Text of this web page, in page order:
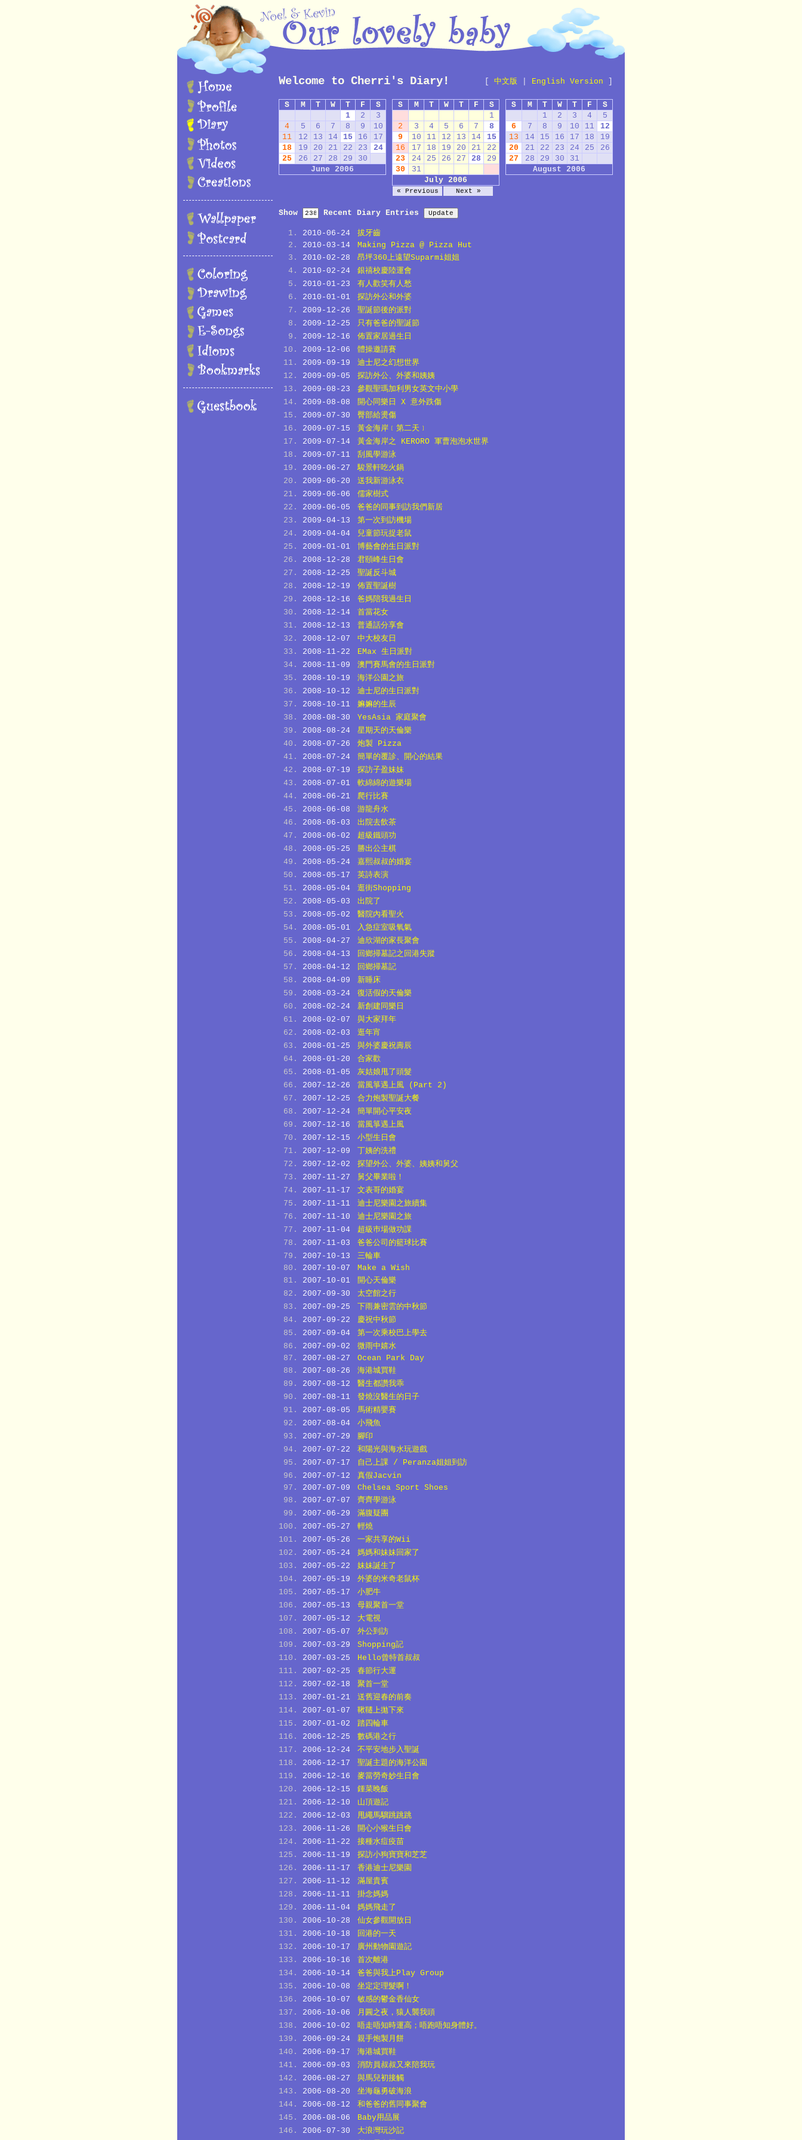
中文版 English Version
Welcome to Cherri's Diary!
S M T W T F
S
1
2
3
4
5 6 7 8 9
10
11
12 13 14 15 16
17
18
19 20 21 22 23
24
25
26 27 28 29
30
June 2006
S M T W T F
S
1
2 3 4
5
6
7 8 9 10 11
12
13
14 15 16 17 18
19
20
21 22 23 24 25
26
27
28 29 30
31
August 2006
S M T W T F
S
1
2
3 4 5 6 7
8
9
10 11 12 13 14
15
16
17 18 19 20 21
22
23
24 25 26 27 28
29
30
31
July 2006
« Previous Next »
Show Recent Diary Entries
2010-06-24
拔牙齒
2010-03-14
Making Pizza @ Pizza Hut
2010-02-28
昂坪360上遠望Suparmi姐姐
2010-02-24
銀禧校慶陸運會
2010-01-23
有人歡笑有人愁
2010-01-01
探訪外公和外婆
2009-12-26
聖誕節後的派對
2009-12-25
只有爸爸的聖誕節
2009-12-16
佈置家居過生日
2009-12-06
體操邀請賽
2009-09-19
迪士尼之幻想世界
2009-09-05
探訪外公、外婆和姨姨
2009-08-23
參觀聖瑪加利男女英文中小學
2009-08-08
開心同樂日 X 意外跌傷
2009-07-30
臀部給燙傷
2009-07-15
黃金海岸﹝第二天﹞
2009-07-14
黃金海岸之 KERORO 軍曹泡泡水世界
2009-07-11
刮風學游泳
2009-06-27
駿景軒吃火鍋
2009-06-20
送我新游泳衣
2009-06-06
儒家樹式
2009-06-05
爸爸的同事到訪我們新居
2009-04-13
第一次到訪機場
2009-04-04
兒童節玩捉老鼠
2009-01-01
博藝會的生日派對
2008-12-28
君頤峰生日會
2008-12-25
聖誕反斗城
2008-12-19
佈置聖誕樹
2008-12-16
爸媽陪我過生日
2008-12-14
首當花女
2008-12-13
普通話分享會
2008-12-07
中大校友日
2008-11-22
EMax 生日派對
2008-11-09
澳門賽馬會的生日派對
2008-10-19
海洋公園之旅
2008-10-12
迪士尼的生日派對
2008-10-11
嫲嫲的生辰
2008-08-30
YesAsia 家庭聚會
2008-08-24
星期天的天倫樂
2008-07-26
炮製 Pizza
2008-07-24
簡單的覆診、開心的結果
2008-07-19
探訪子盈妹妹
2008-07-01
軟綿綿的遊樂場
2008-06-21
爬行比賽
2008-06-08
游龍舟水
2008-06-03
出院去飲茶
2008-06-02
超級鐵頭功
2008-05-25
勝出公主棋
2008-05-24
嘉熙叔叔的婚宴
2008-05-17
英詩表演
2008-05-04
逛街Shopping
2008-05-03
出院了
2008-05-02
醫院內看聖火
2008-05-01
入急症室吸氧氣
2008-04-27
迪欣湖的家長聚會
2008-04-13
回鄉掃墓記之回港失蹤
2008-04-12
回鄉掃墓記
2008-04-09
新睡床
2008-03-24
復活假的天倫樂
2008-02-24
新創建同樂日
2008-02-07
與大家拜年
2008-02-03
逛年宵
2008-01-25
與外婆慶祝壽辰
2008-01-20
合家歡
2008-01-05
灰姑娘甩了頭髮
2007-12-26
當風箏遇上風 (Part 2)
2007-12-25
合力炮製聖誕大餐
2007-12-24
簡單開心平安夜
2007-12-16
當風箏遇上風
2007-12-15
小型生日會
2007-12-09
丁姨的洗禮
2007-12-02
探望外公、外婆、姨姨和舅父
2007-11-27
舅父畢業啦！
2007-11-17
文表哥的婚宴
2007-11-11
迪士尼樂園之旅續集
2007-11-10
迪士尼樂園之旅
2007-11-04
超級巿場做功課
2007-11-03
爸爸公司的籃球比賽
2007-10-13
三輪車
2007-10-07
Make a Wish
2007-10-01
開心天倫樂
2007-09-30
太空館之行
2007-09-25
下雨兼密雲的中秋節
2007-09-22
慶祝中秋節
2007-09-04
第一次乘校巴上學去
2007-09-02
微雨中嬉水
2007-08-27
Ocean Park Day
2007-08-26
海港城買鞋
2007-08-12
醫生都讚我乖
2007-08-11
發燒沒醫生的日子
2007-08-05
馬術精嬰賽
2007-08-04
小飛魚
2007-07-29
腳印
2007-07-22
和陽光與海水玩遊戲
2007-07-17
自己上課 / Peranza姐姐到訪
2007-07-12
真假Jacvin
2007-07-09
Chelsea Sport Shoes
2007-07-07
齊齊學游泳
2007-06-29
滿腹疑團
2007-05-27
輕燒
2007-05-26
一家共享的Wii
2007-05-24
媽媽和妹妹回家了
2007-05-22
妹妹誕生了
2007-05-19
外婆的米奇老鼠杯
2007-05-17
小肥牛
2007-05-13
母親聚首一堂
2007-05-12
大電視
2007-05-07
外公到訪
2007-03-29
Shopping記
2007-03-25
Hello曾特首叔叔
2007-02-25
春節行大運
2007-02-18
聚首一堂
2007-01-21
送舊迎春的前奏
2007-01-07
鞦韆上拋下來
2007-01-02
踏四輪車
2006-12-25
數碼港之行
2006-12-24
不平安地步入聖誕
2006-12-17
聖誕主題的海洋公園
2006-12-16
麥當勞奇妙生日會
2006-12-15
鍾菜晚飯
2006-12-10
山頂遊記
2006-12-03
甩繩馬騮跳跳跳
2006-11-26
開心小猴生日會
2006-11-22
接種水痘疫苗
2006-11-19
探訪小狗寶寶和芝芝
2006-11-17
香港迪士尼樂園
2006-11-12
滿屋貴賓
2006-11-11
掛念媽媽
2006-11-04
媽媽飛走了
2006-10-28
仙女參觀開放日
2006-10-18
回港的一天
2006-10-17
廣州動物園遊記
2006-10-16
首次離港
2006-10-14
爸爸與我上Play Group
2006-10-08
坐定定理髮啊！
2006-10-07
敏感的鬱金香仙女
2006-10-06
月圓之夜，猿人襲我頭
2006-10-02
唔走唔知時運高；唔跑唔知身體好。
2006-09-24
親手炮製月餅
2006-09-17
海港城買鞋
2006-09-03
消防員叔叔又來陪我玩
2006-08-27
與馬兒初接觸
2006-08-20
坐海龜勇破海浪
2006-08-12
和爸爸的舊同事聚會
2006-08-06
Baby用品展
2006-07-30
大浪灣玩沙記